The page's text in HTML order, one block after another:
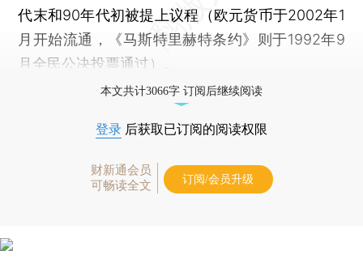
代末和90年代初被提上议程（欧元货币于2002年1
月开始流通，《马斯特里赫特条约》则于1992年9
月全民公决投票通过）。
本文共计3066字 订阅后继续阅读
登录 后获取已订阅的阅读权限
财新通会员
可畅读全文
订阅/会员升级